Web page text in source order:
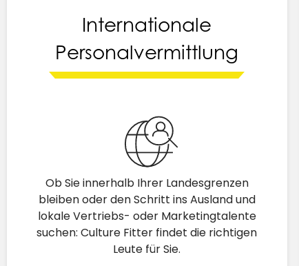
Internationale
Personalvermittlung
Ob Sie innerhalb Ihrer Landesgrenzen
bleiben oder den Schritt ins Ausland und
lokale Vertriebs- oder Marketingtalente
suchen: Culture Fitter findet die richtigen
Leute für Sie.